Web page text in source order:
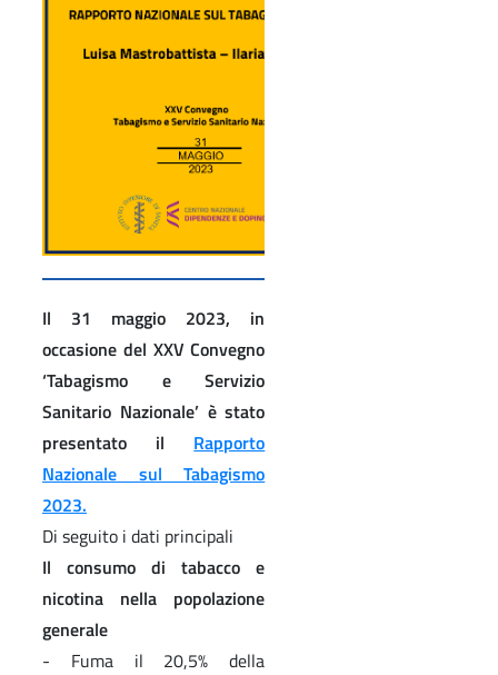
Il 31 maggio 2023, in
occasione del XXV Convegno
‘Tabagismo e Servizio
Sanitario Nazionale’ è stato
presentato il Rapporto
Nazionale sul Tabagismo
2023.
Di seguito i dati principali
Il consumo di tabacco e
nicotina nella popolazione
generale
- Fuma il 20,5% della